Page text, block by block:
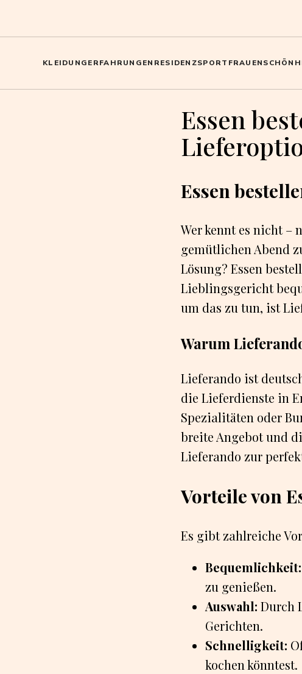
KLEIDUNGERFAHRUNGEN RESIDENZSPORT FRAUEN
Essen
Essen
Wer kennt es nicht –
gemütlichen Abend
Lösung? Essen
Lieblingsgericht
um das zu tun, ist
Warum
Lieferando ist
die Lieferdienste in
Spezialitäten oder
breite Angebot und
Lieferando zur
Vorteile von
Es gibt zahlreiche
Bequemlichkeit:
zu genießen.
Auswahl: Durch
Gerichten.
Schnelligkeit:
kochen könntest.